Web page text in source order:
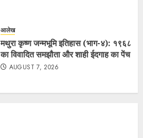
आलेख
मथुरा कृष्ण जन्मभूमि इतिहास (भाग-४): १९६८
का विवादित समझौता और शाही ईदगाह का पेंच
AUGUST 7, 2026